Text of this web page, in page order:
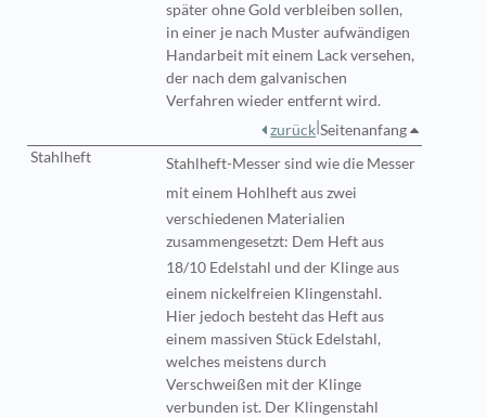
später ohne Gold verbleiben sollen,
in einer je nach Muster aufwändigen
Handarbeit mit einem Lack versehen,
der nach dem galvanischen
Verfahren wieder entfernt wird.
zurück Seitenanfang
Stahlheft
Stahlheft-Messersind wie die Messer
mit einem Hohlheftaus zwei
verschiedenen Materialien
zusammengesetzt: Dem Heft aus
18/10 Edelstahl und der Klinge aus
einem nickelfreien Klingenstahl.
Hier jedoch besteht das Heft aus
einem massiven Stück Edelstahl,
welches meistens durch
Verschweißen mit der Klinge
verbunden ist. Der Klingenstahl